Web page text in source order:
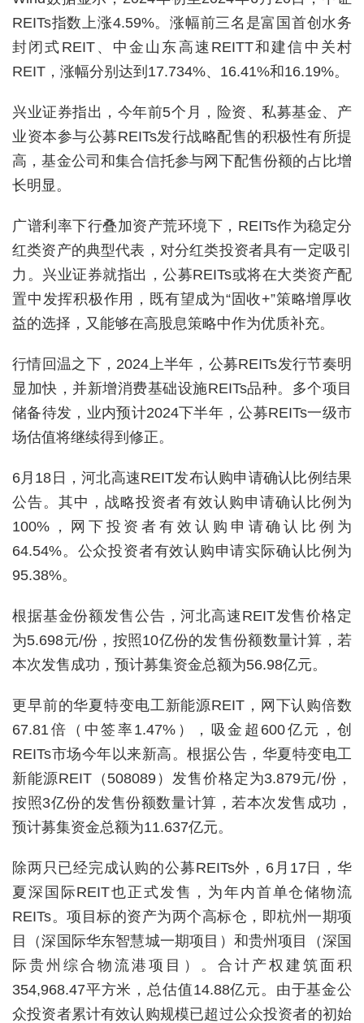
REITs指数上涨4.59%。涨幅前三名是富国首创水务
封闭式REIT、中金山东高速REITT和建信中关村
REIT，涨幅分别达到17.734%、16.41%和16.19%。
兴业证券指出，今年前5个月，险资、私募基金、产
业资本参与公募REITs发行战略配售的积极性有所提
高，基金公司和集合信托参与网下配售份额的占比增
长明显。
广谱利率下行叠加资产荒环境下，REITs作为稳定分
红类资产的典型代表，对分红类投资者具有一定吸引
力。兴业证券就指出，公募REITs或将在大类资产配
置中发挥积极作用，既有望成为“固收+”策略增厚收
益的选择，又能够在高股息策略中作为优质补充。
行情回温之下，2024上半年，公募REITs发行节奏明
显加快，并新增消费基础设施REITs品种。多个项目
储备待发，业内预计2024下半年，公募REITs一级市
场估值将继续得到修正。
6月18日，河北高速REIT发布认购申请确认比例结果
公告。其中，战略投资者有效认购申请确认比例为
100%，网下投资者有效认购申请确认比例为
64.54%。公众投资者有效认购申请实际确认比例为
95.38%。
根据基金份额发售公告，河北高速REIT发售价格定
为5.698元/份，按照10亿份的发售份额数量计算，若
本次发售成功，预计募集资金总额为56.98亿元。
更早前的华夏特变电工新能源REIT，网下认购倍数
67.81倍（中签率1.47%），吸金超600亿元，创
REITs市场今年以来新高。根据公告，华夏特变电工
新能源REIT（508089）发售价格定为3.879元/份，
按照3亿份的发售份额数量计算，若本次发售成功，
预计募集资金总额为11.637亿元。
除两只已经完成认购的公募REITs外，6月17日，华
夏深国际REIT也正式发售，为年内首单仓储物流
REITs。项目标的资产为两个高标仓，即杭州一期项
目（深国际华东智慧城一期项目）和贵州项目（深国
际贵州综合物流港项目）。合计产权建筑面积
354,968.47平方米，总估值14.88亿元。由于基金公
众投资者累计有效认购规模已超过公众投资者的初始